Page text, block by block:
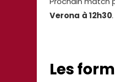
Verona à 12h30.
Les